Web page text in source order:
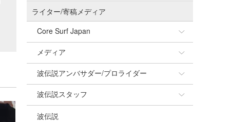
ライター/寄稿メディア
Core Surf Japan
Naoya Kimoto
mitsuteru Kamio
Yasunari Inoue
Yoshiyuki Obata
メディア
SURFMEDIA
Colors MAGAZINE
WAVAL
波伝説アンバサダー/プロライダー
福島寿実子
中浦“JET”章
波伝説スタッフ
☆加藤
波伝説